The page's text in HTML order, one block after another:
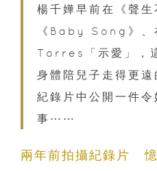
楊千嬅早前在《聲
《Baby Song》、
Torres「示愛」，
身體陪兒子走得更
紀錄片中公開一件
事⋯⋯
兩年前拍攝紀錄片